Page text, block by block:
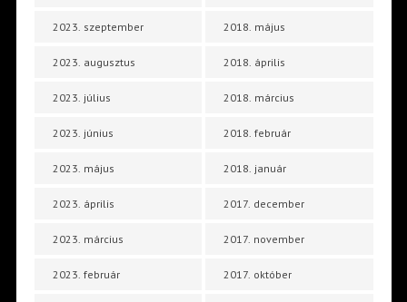
2023. szeptember
2023. augusztus
2023. július
2023. június
2023. május
2023. április
2023. március
2023. február
2018. május
2018. április
2018. március
2018. február
2018. január
2017. december
2017. november
2017. október